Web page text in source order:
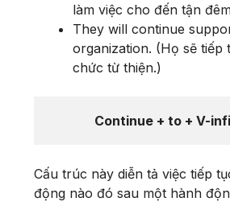
làm việc cho đến tận
They will continue
organization. (Họ sẽ tiếp
chức từ thiện.)
Continue + to + V-
Cấu trúc này diễn tả việc tiếp
động nào đó sau một hành